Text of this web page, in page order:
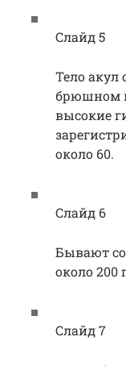
Слайд 5
Тело
брюшном
высокие
около 60.
Слайд 6
Бывают
около 200
Слайд 7